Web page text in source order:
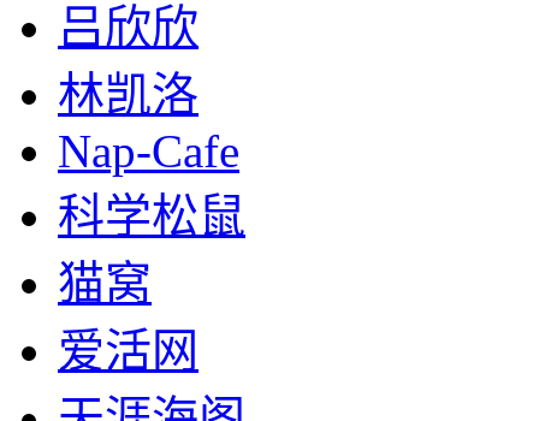
吕欣欣
林凯洛
Nap-Cafe
科学松鼠
猫窝
爱活网